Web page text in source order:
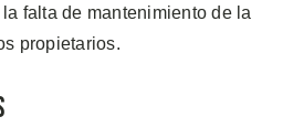
falta de mantenimiento de la
propietarios.